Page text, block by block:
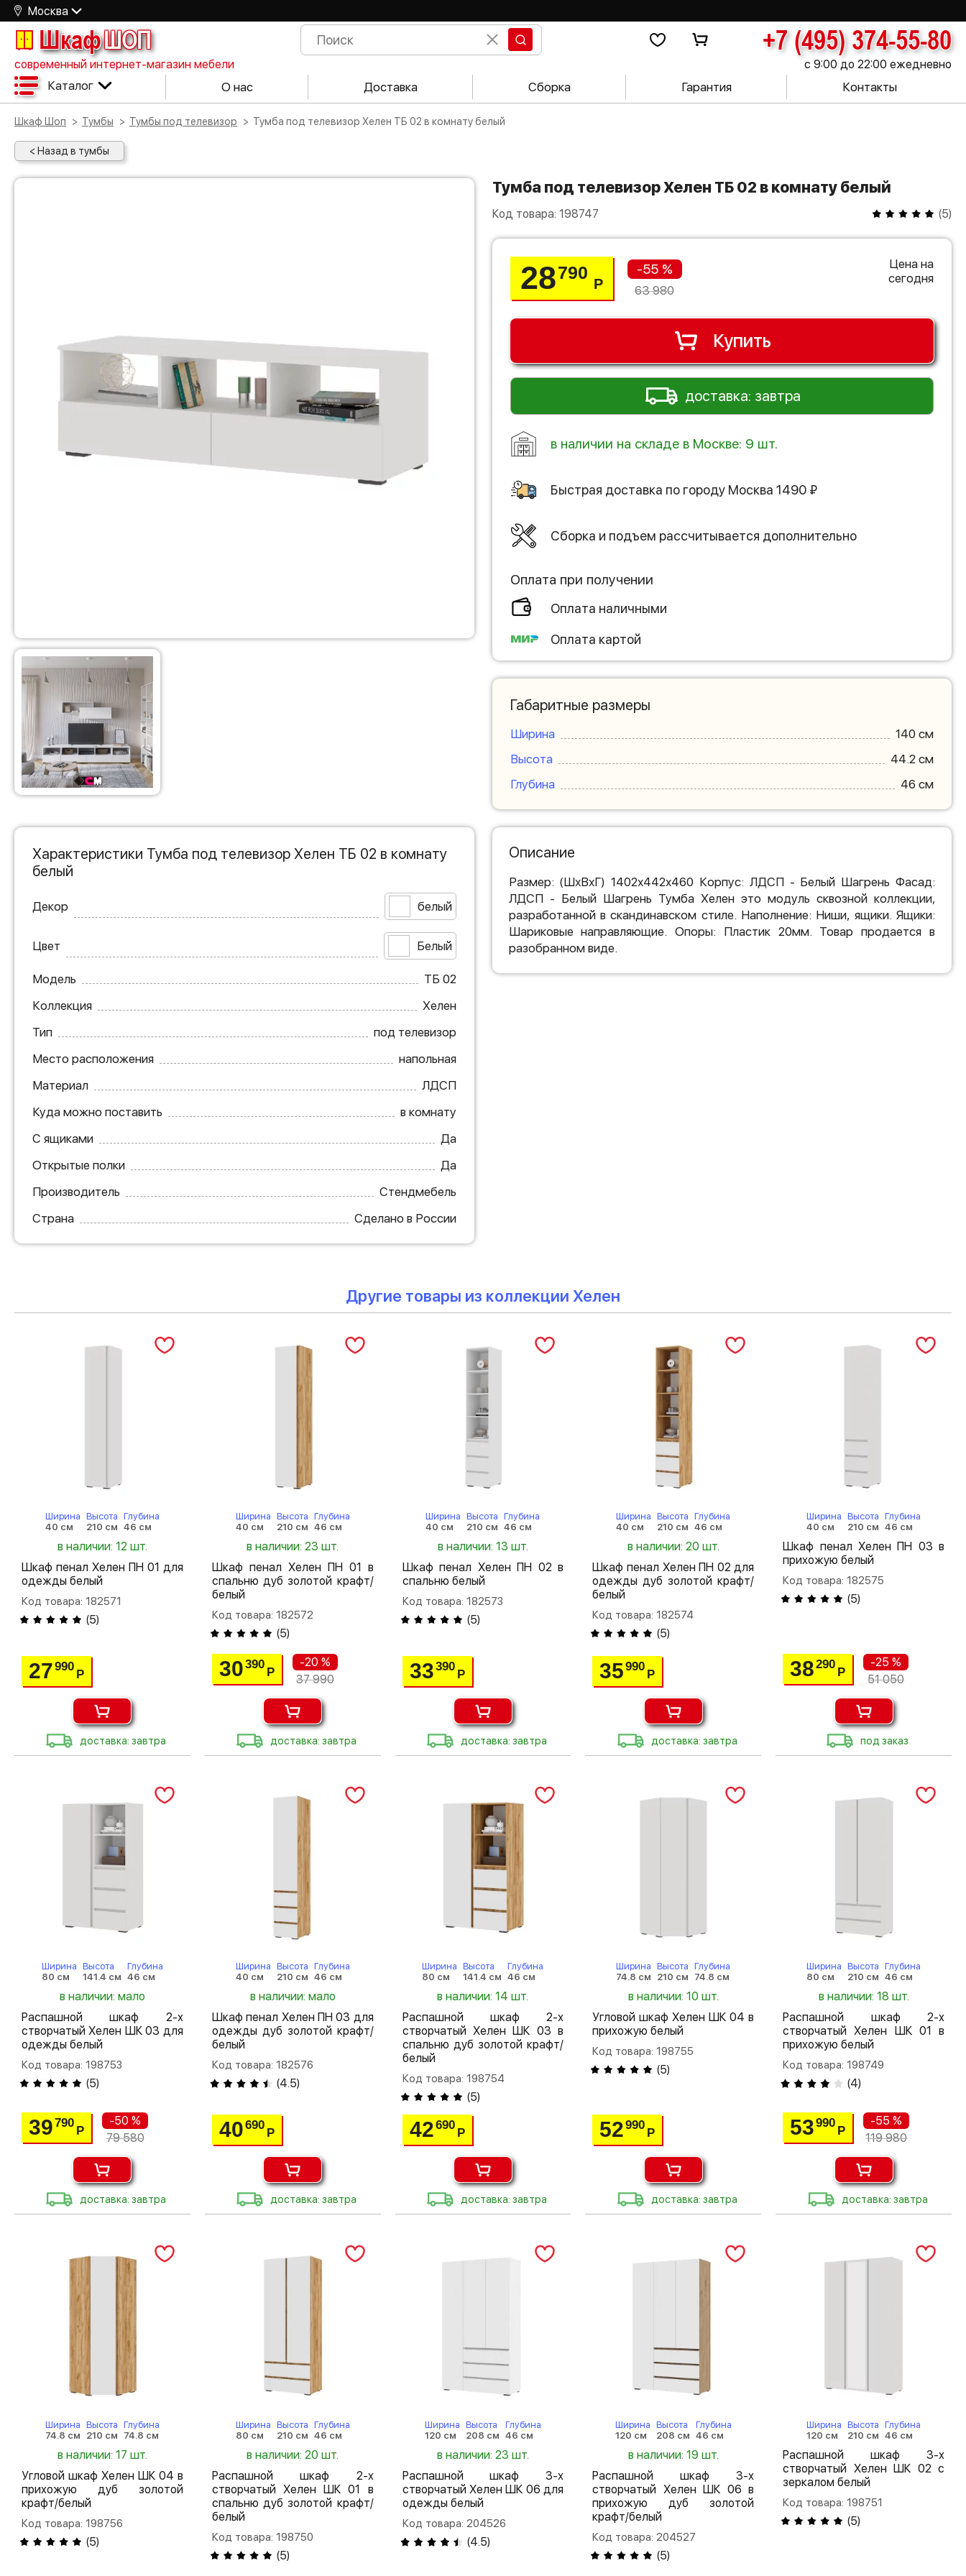
Москва
ШкафШОП +7 (495) 374-55-80
современный интернет-магазин мебели с 9:00 до 22:00 ежедневно
Каталог О нас Доставка Сборка Гарантия Контакты
Шкаф Шоп Тумбы Тумбы под телевизор Тумба под телевизор Хелен ТБ 02 в комнату белый
< Назад в тумбы
Тумба под телевизор Хелен ТБ 02 в комнату белый
Код товара: 198747 (5)
28790
Р
-55 %
63 980
Цена на
сегодня
Купить
доставка: завтра
в наличии на складе в Москве: 9 шт.
Быстрая доставка по городу Москва 1490 ₽
Сборка и подъем рассчитывается дополнительно
Оплата при получении
Оплата наличными
Оплата картой
Габаритные размеры
Ширина
140 см
Высота
44.2 см
Глубина
46 см
Характеристики Тумба под телевизор Хелен ТБ 02 в комнату
белый
Декор белый
Цвет Белый
Модель
ТБ 02
Коллекция
Хелен
Тип
под телевизор
Место расположения
напольная
Материал
ЛДСП
Куда можно поставить
в комнату
С ящиками
Да
Открытые полки
Да
Производитель
Стендмебель
Страна
Сделано в России
Описание
Размер: (ШхВхГ) 1402х442х460 Корпус: ЛДСП - Белый Шагрень Фасад:
ЛДСП - Белый Шагрень Тумба Хелен это модуль сквозной коллекции,
разработанной в скандинавском стиле. Наполнение: Ниши, ящики. Ящики:
Шариковые направляющие. Опоры: Пластик 20мм. Товар продается в
разобранном виде.
Другие товары из коллекции Хелен
Ширина
40 см
Высота
210 см
Глубина
46 см
в наличии: 12 шт.
Шкаф пенал Хелен ПН 01 для
одежды белый
Код товара: 182571
(5)
27990
Р
доставка: завтра
Ширина
40 см
Высота
210 см
Глубина
46 см
в наличии: 23 шт.
Шкаф пенал Хелен ПН 01 в
спальню дуб золотой крафт/
белый
Код товара: 182572
(5)
30390
Р
-20 %
37 990
доставка: завтра
Ширина
40 см
Высота
210 см
Глубина
46 см
в наличии: 13 шт.
Шкаф пенал Хелен ПН 02 в
спальню белый
Код товара: 182573
(5)
33390
Р
доставка: завтра
Ширина
40 см
Высота
210 см
Глубина
46 см
в наличии: 20 шт.
Шкаф пенал Хелен ПН 02 для
одежды дуб золотой крафт/
белый
Код товара: 182574
(5)
35990
Р
доставка: завтра
Ширина
40 см
Высота
210 см
Глубина
46 см
Шкаф пенал Хелен ПН 03 в
прихожую белый
Код товара: 182575
(5)
38290
Р
-25 %
51 050
под заказ
Ширина
80 см
Высота
141.4 см
Глубина
46 см
в наличии: мало
Распашной шкаф 2-х
створчатый Хелен ШК 03 для
одежды белый
Код товара: 198753
(5)
39790
Р
-50 %
79 580
доставка: завтра
Ширина
40 см
Высота
210 см
Глубина
46 см
в наличии: мало
Шкаф пенал Хелен ПН 03 для
одежды дуб золотой крафт/
белый
Код товара: 182576
(4.5)
40690
Р
доставка: завтра
Ширина
80 см
Высота
141.4 см
Глубина
46 см
в наличии: 14 шт.
Распашной шкаф 2-х
створчатый Хелен ШК 03 в
спальню дуб золотой крафт/
белый
Код товара: 198754
(5)
42690
Р
доставка: завтра
Ширина
74.8 см
Высота
210 см
Глубина
74.8 см
в наличии: 10 шт.
Угловой шкаф Хелен ШК 04 в
прихожую белый
Код товара: 198755
(5)
52990
Р
доставка: завтра
Ширина
80 см
Высота
210 см
Глубина
46 см
в наличии: 18 шт.
Распашной шкаф 2-х
створчатый Хелен ШК 01 в
прихожую белый
Код товара: 198749
(4)
53990
Р
-55 %
119 980
доставка: завтра
Ширина
74.8 см
Высота
210 см
Глубина
74.8 см
в наличии: 17 шт.
Угловой шкаф Хелен ШК 04 в
прихожую дуб золотой
крафт/белый
Код товара: 198756
(5)
Ширина
80 см
Высота
210 см
Глубина
46 см
в наличии: 20 шт.
Распашной шкаф 2-х
створчатый Хелен ШК 01 в
спальню дуб золотой крафт/
белый
Код товара: 198750
(5)
Ширина
120 см
Высота
208 см
Глубина
46 см
в наличии: 23 шт.
Распашной шкаф 3-х
створчатый Хелен ШК 06 для
одежды белый
Код товара: 204526
(4.5)
Ширина
120 см
Высота
208 см
Глубина
46 см
в наличии: 19 шт.
Распашной шкаф 3-х
створчатый Хелен ШК 06 в
прихожую дуб золотой
крафт/белый
Код товара: 204527
(5)
Ширина
120 см
Высота
210 см
Глубина
46 см
Распашной шкаф 3-х
створчатый Хелен ШК 02 с
зеркалом белый
Код товара: 198751
(5)